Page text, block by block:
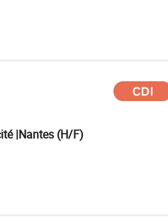
|Nantes (H/F)